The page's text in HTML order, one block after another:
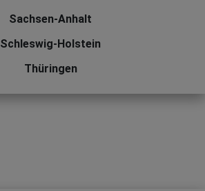
Sachsen-Anhalt
Schleswig-Holstein
Thüringen